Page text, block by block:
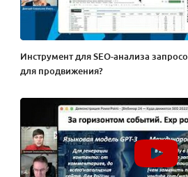
Инструмент для SEO-анализа
для продвижения?